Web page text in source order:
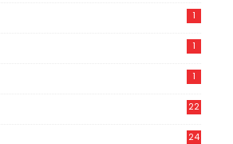
1
1
1
22
24